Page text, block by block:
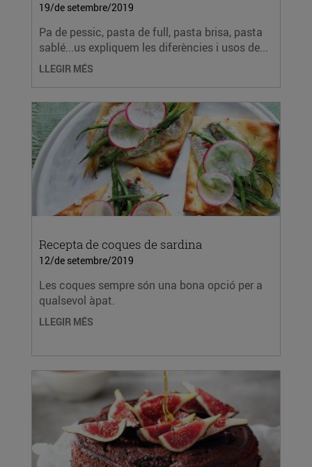
19/de setembre/2019
Pa de pessic, pasta de full, pasta brisa, pasta
sablé...us expliquem les diferències i usos de...
LLEGIR MÉS
Recepta de coques de sardina
12/de setembre/2019
Les coques sempre són una bona opció per a
qualsevol àpat.
LLEGIR MÉS